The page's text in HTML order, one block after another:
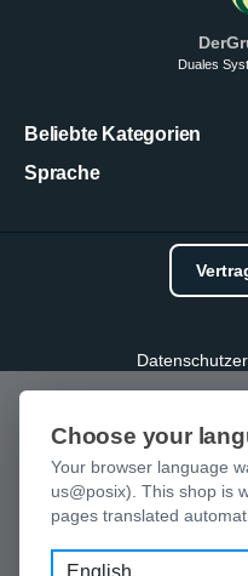
Duales
Beliebte Kategorien
Sprache
Choose your
Your browser language
us@posix). This shop is
pages translated
Language